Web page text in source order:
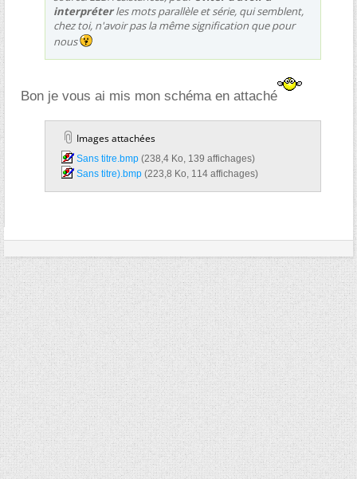
interpréterles mots parallèle et série, qui semblent,
chez toi, n'avoir pas la même signification que pour
nous
Bon je vous ai mis mon schéma en attaché
Images attachées
Sans titre.bmp‎ (238,4 Ko, 139 affichages)
Sans titre).bmp‎ (223,8 Ko, 114 affichages)